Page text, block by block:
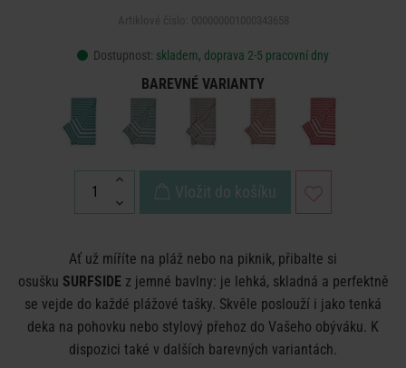
Dostupnost: skladem, doprava 2-5 pracovní dny
BAREVNÉ VARIANTY
Vložit do košíku
Ať už míříte na pláž nebo na piknik, přibalte si
osušku SURFSIDE z jemné bavlny: je lehká, skladná a perfektně
se vejde do každé plážové tašky. Skvěle poslouží i jako tenká
deka na pohovku nebo stylový přehoz do Vašeho obýváku. K
dispozici také v dalších barevných variantách.